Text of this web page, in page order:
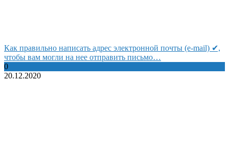
Как правильно написать адрес электронной почты (e-mail) ✔,
чтобы вам могли на нее отправить письмо…
0
20.12.2020